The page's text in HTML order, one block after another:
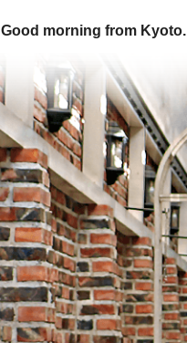
Good morning from Kyoto.